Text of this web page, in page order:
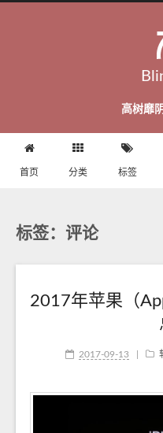
高树靡
首页 分类 标签
标签：评论
2017年苹果（
2017-09-13